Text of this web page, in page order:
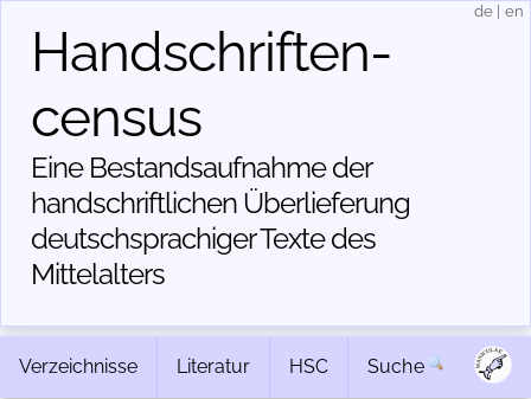
Handschriften­
census
Eine Bestandsaufnahme der
handschriftlichen Über­lieferung
deutschsprachiger Texte des
Mittelalters
de en
Verzeichnisse Literatur HSC Suche